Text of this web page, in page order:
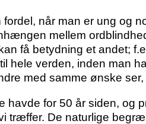
når man er ung og
mellem
få betydning et andet;
hele verden, inden man
med samme ønske ser,
for 50 år siden, og
træffer. De naturlige